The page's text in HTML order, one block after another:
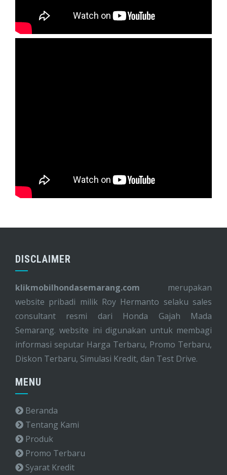
DISCLAIMER
klikmobilhondasemarang.com merupakan
website pribadi milik Roy Hermanto selaku sales
consultant resmi dari Honda Gajah Mada
Semarang. website ini digunakan untuk membagi
informasi seputar Harga Terbaru, Promo Terbaru,
Diskon Terbaru, Simulasi Kredit, dan Test Drive.
MENU
Beranda
Tentang Kami
Produk
Promo Terbaru
Syarat Kredit